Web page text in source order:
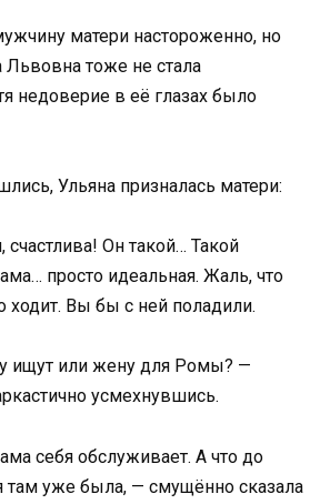
матери настороженно, но
Львовна тоже не стала
недоверие в её глазах было
Ульяна призналась матери:
Он такой… Такой
просто идеальная. Жаль, что
ходит. Вы бы с ней поладили.
ищут или жену для Ромы? —
усмехнувшись.
себя обслуживает. А что до
там уже была, — смущённо сказала